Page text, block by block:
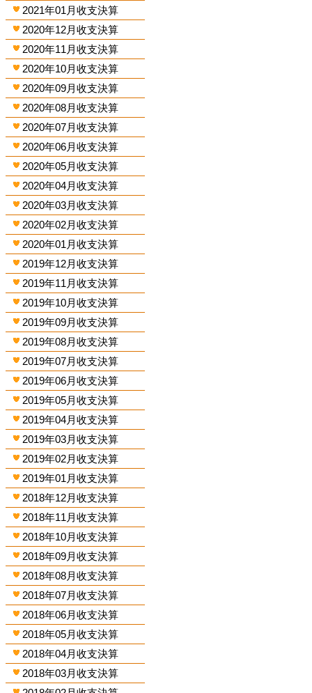
2021年01月收支決算
2020年12月收支決算
2020年11月收支決算
2020年10月收支決算
2020年09月收支決算
2020年08月收支決算
2020年07月收支決算
2020年06月收支決算
2020年05月收支決算
2020年04月收支決算
2020年03月收支決算
2020年02月收支決算
2020年01月收支決算
2019年12月收支決算
2019年11月收支決算
2019年10月收支決算
2019年09月收支決算
2019年08月收支決算
2019年07月收支決算
2019年06月收支決算
2019年05月收支決算
2019年04月收支決算
2019年03月收支決算
2019年02月收支決算
2019年01月收支決算
2018年12月收支決算
2018年11月收支決算
2018年10月收支決算
2018年09月收支決算
2018年08月收支決算
2018年07月收支決算
2018年06月收支決算
2018年05月收支決算
2018年04月收支決算
2018年03月收支決算